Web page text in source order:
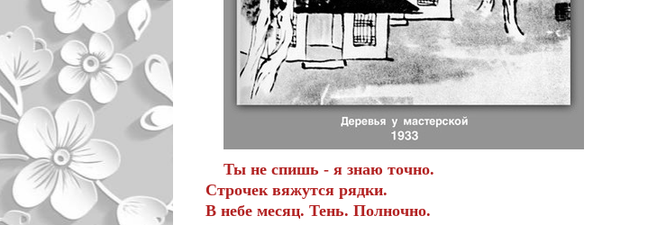
Ты не спишь - я знаю точно.
Строчек вяжутся рядки.
В небе месяц. Тень. Полночно.